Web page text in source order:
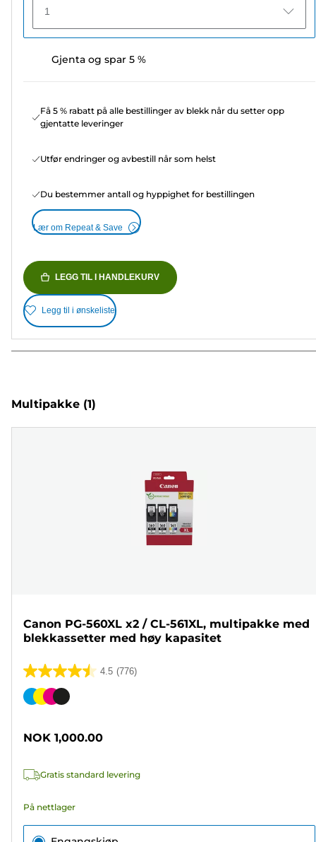
1
Gjenta og spar 5 %
Få 5 % rabatt på alle bestillinger av blekk når du setter opp
gjentatte leveringer
Utfør endringer og avbestill når som helst
Du bestemmer antall og hyppighet for bestillingen
Lær om Repeat & Save
LEGG TIL I HANDLEKURV
Legg til i ønskeliste
Multipakke (1)
Canon PG-560XL x2 / CL-561XL, multipakke med
blekkassetter med høy kapasitet
4.5 (776)
4.5
av
776
Fargekassett
NOK 1,000.00
Gratis standard levering
På nettlager